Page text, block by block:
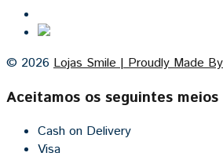
© 2026 Lojas Smile | Proudly Made
Aceitamos os seguintes
Cash on Delivery
Visa